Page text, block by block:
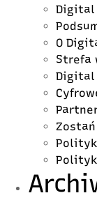
Digital
O
Strefa
Digital